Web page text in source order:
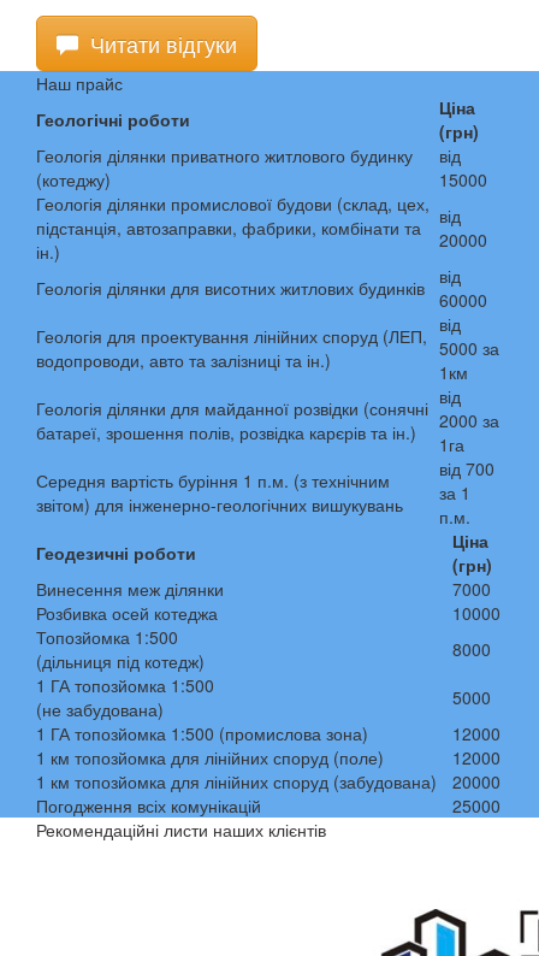
Читати відгуки
Наш прайс
Геологічні роботи
Ціна
(грн)
Геологія ділянки приватного житлового будинку
(котеджу)
від
15000
Геологія ділянки промислової будови (склад, цех,
підстанція, автозаправки, фабрики, комбінати та
ін.)
від
20000
Геологія ділянки для висотних житлових будинків
від
60000
Геологія для проектування лінійних споруд (ЛЕП,
водопроводи, авто та залізниці та ін.)
від
5000 за
1км
Геологія ділянки для майданної розвідки (сонячні
батареї, зрошення полів, розвідка карєрів та ін.)
від
2000 за
1га
Середня вартість буріння 1 п.м. (з технічним
звітом) для інженерно-геологічних вишукувань
від 700
за 1
п.м.
Геодезичні роботи
Ціна
(грн)
Винесення меж ділянки
7000
Розбивка осей котеджа
10000
Топозйомка 1:500
(дільниця під котедж)
8000
1 ГА топозйомка 1:500
(не забудована)
5000
1 ГА топозйомка 1:500 (промислова зона)
12000
1 км топозйомка для лінійних споруд (поле)
12000
1 км топозйомка для лінійних споруд (забудована)
20000
Погодження всіх комунікацій
25000
Рекомендаційні листи наших клієнтів